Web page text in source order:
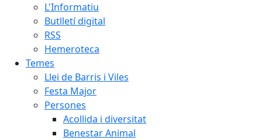
L'Informatiu
Butlletí digital
RSS
Hemeroteca
Temes
Llei de Barris i Viles
Festa Major
Persones
Acollida i diversitat
Benestar Animal